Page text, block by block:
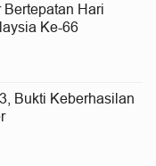
Hari
Ke-66
Bukti Keberhasilan